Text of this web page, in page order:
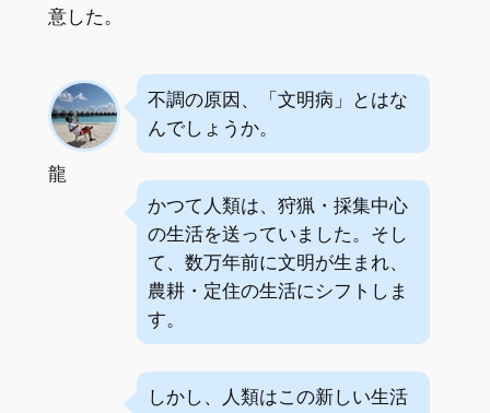
意した。
龍
不調の原因、「文明病」とはな
んでしょうか。
かつて人類は、狩猟・採集中心
の生活を送っていました。そし
て、数万年前に文明が生まれ、
農耕・定住の生活にシフトしま
す。
しかし、人類はこの新しい生活